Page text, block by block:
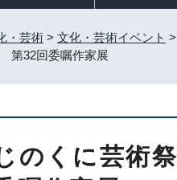
・芸術 > 文化・芸術イベント >
第32回委嘱作家展
のくに芸術